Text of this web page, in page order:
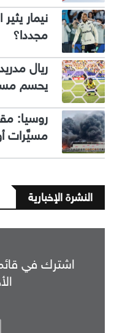
نيمار
مجددا؟
ريال
يحسم
مسيَّرات
النشرة الإخبارية
اشترك في